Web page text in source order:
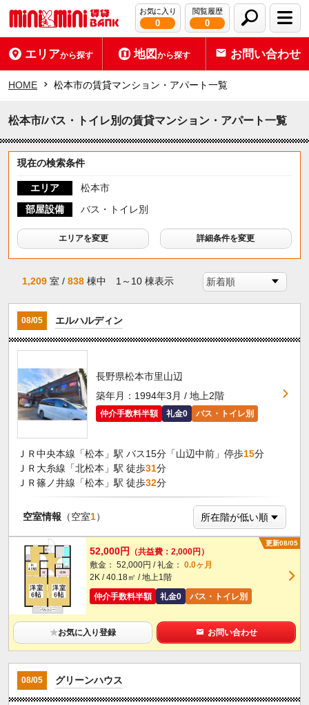
お気に入り
0
閲覧履歴
0
エリアから探す 地図から探す お問い合わせ
HOME 松本市の賃貸マンション・アパート一覧
松本市/バス・トイレ別の賃貸マンション・アパート一覧
現在の検索条件
エリア
松本市
部屋設備
バス・トイレ別
エリアを変更 詳細条件を変更
1,209 室 /838 棟中 1～10 棟表示
08/05 エルハルディン
長野県松本市里山辺
築年月：1994年3月 / 地上2階
仲介手数料半額 礼金0 バス・トイレ別
ＪＲ中央本線「松本」駅 バス15分「山辺中前」停歩15分
ＪＲ大糸線「北松本」駅 徒歩31分
ＪＲ篠ノ井線「松本」駅 徒歩32分
空室情報 （空室1）
更新08/05
52,000円
（共益費：2,000円）
敷金： 52,000円 / 礼金： 0.0ヶ月
2K / 40.18㎡ / 地上1階
仲介手数料半額
礼金0 バス・トイレ別
★お気に入り登録 お問い合わせ
08/05 グリーンハウス